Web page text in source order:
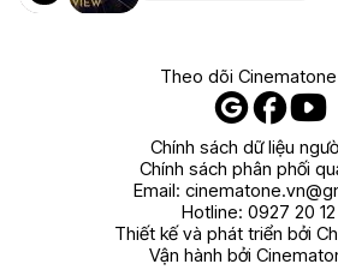
Theo dõi
Chính sách dữ liệu
Chính sách phân phối
Email:
Hotline: 0927 20 12
Thiết kế và phát triển bởi
Vận hành bởi